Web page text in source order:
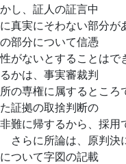
かし、証人の証言中
に真実にそわない部分が
の部分について信憑
性がないとすることはで
るかは、事実審裁判
所の専権に属するところ
た証拠の取捨判断の
非難に帰するから、採用
さらに所論は、原判決
について字図の記載